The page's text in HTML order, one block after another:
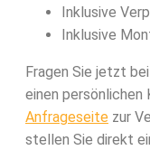
Inklusive
Inklusive
Fragen Sie jetzt
einen
Anfrageseite zur
stellen Sie direkt